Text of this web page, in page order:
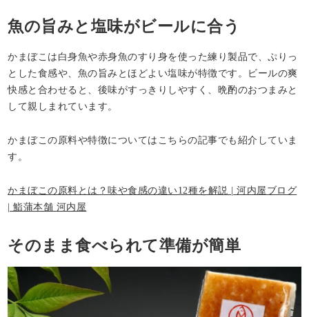
魚の旨みと塩味がビールに合う
かまぼこは白身魚や赤身魚のすり身を使った練り製品で、ぷりっ
とした食感や、魚の旨みとほどよい塩味が特徴です。ビールの爽
快感と合わせると、後味がすっきりしやすく、晩酌のおつまみと
して親しまれています。
かまぼこの原料や特徴についてはこちらの記事でも紹介していま
す。
かまぼこの原料とは？味や食感の違い12種を解説 | 河内屋ブログ
| 鮨蒲本舗 河内屋
そのまま食べられて準備が簡単